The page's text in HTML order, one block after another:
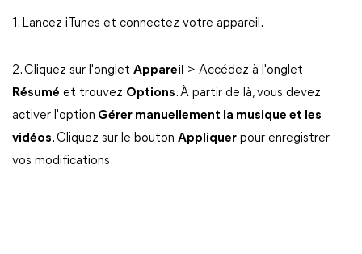
1. Lancez iTunes et connectez votre appareil.
2. Cliquez sur l'onglet Appareil
> Accédez à l'onglet
Résumé et trouvez Options. À partir de là, vous devez
activer l'option Gérer manuellement la musique et les
vidéos. Cliquez sur le bouton Appliquer pour enregistrer
vos modifications.